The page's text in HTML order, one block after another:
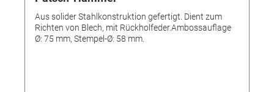
Aus solider Stahlkonstruktion gefertigt. Dient zum
Richten von Blech, mit Rückholfeder.Ambossauflage
Ø: 75 mm, Stempel-Ø: 58 mm.